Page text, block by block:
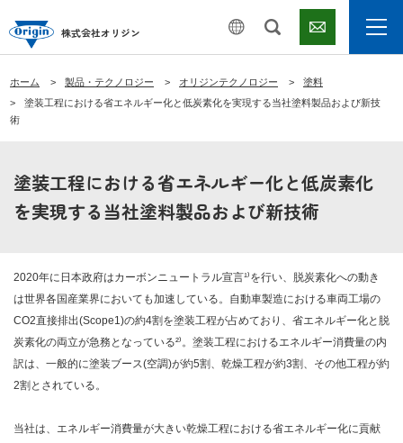
株式会社オリジン
ホーム 製品・テクノロジー オリジンテクノロジー
塗料
塗装工程における省エネルギー化と低炭素化を実現する当社塗料製品および新技
術
塗装工程における省エネルギー化と低炭素化
を実現する当社塗料製品および新技術
2020年に日本政府はカーボンニュートラル宣言¹⁾を行い、脱炭素化への動き
は世界各国産業界においても加速している。自動車製造における車両工場の
CO2直接排出(Scope1)の約4割を塗装工程が占めており、省エネルギー化と脱
炭素化の両立が急務となっている²⁾。塗装工程におけるエネルギー消費量の内
訳は、一般的に塗装ブース(空調)が約5割、乾燥工程が約3割、その他工程が約
2割とされている。
当社は、エネルギー消費量が大きい乾燥工程における省エネルギー化に貢献